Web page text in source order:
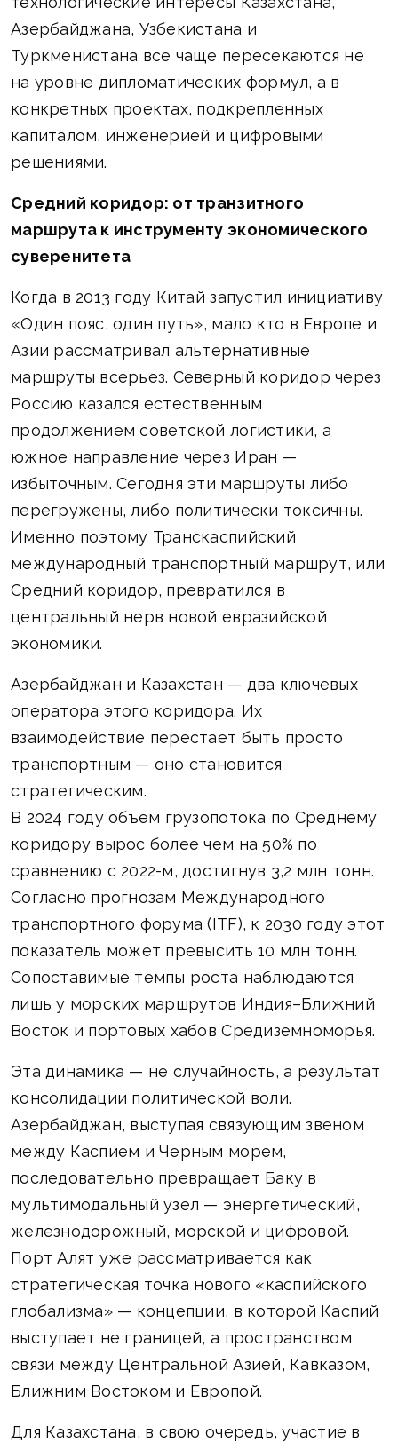
Азербайджана, Узбекистана и
Туркменистана все чаще пересекаются не
на уровне дипломатических формул, а в
конкретных проектах, подкрепленных
капиталом, инженерией и цифровыми
решениями.
Средний коридор: от транзитного
маршрута к инструменту экономического
суверенитета
Когда в 2013 году Китай запустил инициативу
«Один пояс, один путь», мало кто в Европе и
Азии рассматривал альтернативные
маршруты всерьез. Северный коридор через
Россию казался естественным
продолжением советской логистики, а
южное направление через Иран —
избыточным. Сегодня эти маршруты либо
перегружены, либо политически токсичны.
Именно поэтому Транскаспийский
международный транспортный маршрут, или
Средний коридор, превратился в
центральный нерв новой евразийской
экономики.
Азербайджан и Казахстан — два ключевых
оператора этого коридора. Их
взаимодействие перестает быть просто
транспортным — оно становится
стратегическим.
В 2024 году объем грузопотока по Среднему
коридору вырос более чем на 50% по
сравнению с 2022-м, достигнув 3,2 млн тонн.
Согласно прогнозам Международного
транспортного форума (ITF), к 2030 году этот
показатель может превысить 10 млн тонн.
Сопоставимые темпы роста наблюдаются
лишь у морских маршрутов Индия–Ближний
Восток и портовых хабов Средиземноморья.
Эта динамика — не случайность, а результат
консолидации политической воли.
Азербайджан, выступая связующим звеном
между Каспием и Черным морем,
последовательно превращает Баку в
мультимодальный узел — энергетический,
железнодорожный, морской и цифровой.
Порт Алят уже рассматривается как
стратегическая точка нового «каспийского
глобализма» — концепции, в которой Каспий
выступает не границей, а пространством
связи между Центральной Азией, Кавказом,
Ближним Востоком и Европой.
Для Казахстана, в свою очередь, участие в